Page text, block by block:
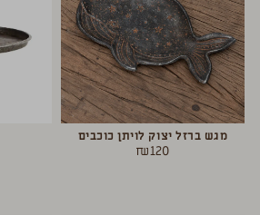
מגש ברזל יצוק לויתן כוכבים
₪120